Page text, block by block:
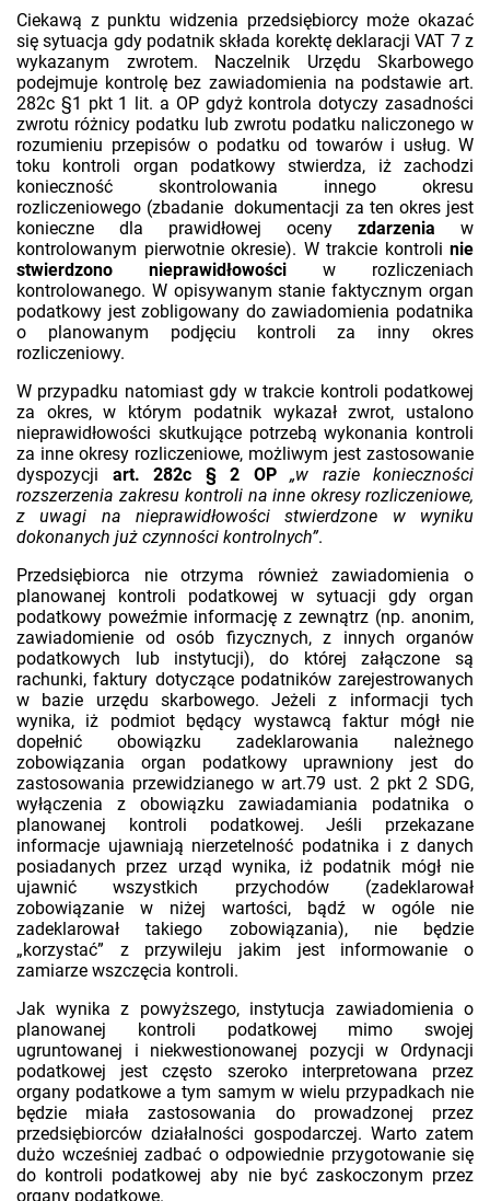
Ciekawą z punktu widzenia przedsiębiorcy może okazać
się sytuacja gdy podatnik składa korektę deklaracji VAT 7 z
wykazanym zwrotem. Naczelnik Urzędu Skarbowego
podejmuje kontrolę bez zawiadomienia na podstawie art.
282c §1 pkt 1 lit. a OP gdyż kontrola dotyczy zasadności
zwrotu różnicy podatku lub zwrotu podatku naliczonego w
rozumieniu przepisów o podatku od towarów i usług. W
toku kontroli organ podatkowy stwierdza, iż zachodzi
konieczność skontrolowania innego okresu
rozliczeniowego (zbadanie dokumentacji za ten okres jest
konieczne dla prawidłowej oceny zdarzenia w
kontrolowanym pierwotnie okresie). W trakcie kontroli nie
stwierdzono nieprawidłowości w rozliczeniach
kontrolowanego. W opisywanym stanie faktycznym organ
podatkowy jest zobligowany do zawiadomienia podatnika
o planowanym podjęciu kontroli za inny okres
rozliczeniowy.
W przypadku natomiast gdy w trakcie kontroli podatkowej
za okres, w którym podatnik wykazał zwrot, ustalono
nieprawidłowości skutkujące potrzebą wykonania kontroli
za inne okresy rozliczeniowe, możliwym jest zastosowanie
dyspozycji art. 282c § 2 OP
„w razie konieczności
rozszerzenia zakresu kontroli na inne okresy rozliczeniowe,
z uwagi na nieprawidłowości stwierdzone w wyniku
dokonanych już czynności kontrolnych”.
Przedsiębiorca nie otrzyma również zawiadomienia o
planowanej kontroli podatkowej w sytuacji gdy organ
podatkowy poweźmie informację z zewnątrz (np. anonim,
zawiadomienie od osób fizycznych, z innych organów
podatkowych lub instytucji), do której załączone są
rachunki, faktury dotyczące podatników zarejestrowanych
w bazie urzędu skarbowego. Jeżeli z informacji tych
wynika, iż podmiot będący wystawcą faktur mógł nie
dopełnić obowiązku zadeklarowania należnego
zobowiązania organ podatkowy uprawniony jest do
zastosowania przewidzianego w art.79 ust. 2 pkt 2 SDG,
wyłączenia z obowiązku zawiadamiania podatnika o
planowanej kontroli podatkowej. Jeśli przekazane
informacje ujawniają nierzetelność podatnika i z danych
posiadanych przez urząd wynika, iż podatnik mógł nie
ujawnić wszystkich przychodów (zadeklarował
zobowiązanie w niżej wartości, bądź w ogóle nie
zadeklarował takiego zobowiązania), nie będzie
„korzystać” z przywileju jakim jest informowanie o
zamiarze wszczęcia kontroli.
Jak wynika z powyższego, instytucja zawiadomienia o
planowanej kontroli podatkowej mimo swojej
ugruntowanej i niekwestionowanej pozycji w Ordynacji
podatkowej jest często szeroko interpretowana przez
organy podatkowe a tym samym w wielu przypadkach nie
będzie miała zastosowania do prowadzonej przez
przedsiębiorców działalności gospodarczej. Warto zatem
dużo wcześniej zadbać o odpowiednie przygotowanie się
do kontroli podatkowej aby nie być zaskoczonym przez
organy podatkowe.